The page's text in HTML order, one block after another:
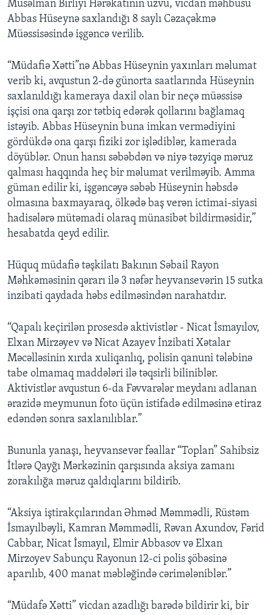
Müsəlman Birliyi Hərəkatının üzvü, vicdan məhbusu
Abbas Hüseynə saxlandığı 8 saylı Cəzaçəkmə
Müəssisəsində işgəncə verilib.
“Müdafiə Xətti”nə Abbas Hüseynin yaxınları məlumat
verib ki, avqustun 2-də günorta saatlarında Hüseynin
saxlanıldığı kameraya daxil olan bir neçə müəssisə
işçisi ona qarşı zor tətbiq edərək qollarını bağlamaq
istəyib. Abbas Hüseynin buna imkan vermədiyini
gördükdə ona qarşı fiziki zor işlədiblər, kamerada
döyüblər. Onun hansı səbəbdən və niyə təzyiqə məruz
qalması haqqında heç bir məlumat verilməyib. Amma
güman edilir ki, işgəncəyə səbəb Hüseynin həbsdə
olmasına baxmayaraq, ölkədə baş verən ictimai-siyasi
hadisələrə mütəmadi olaraq münasibət bildirməsidir,”
hesabatda qeyd edilir.
Hüquq müdafiə təşkilatı Bakının Səbail Rayon
Məhkəməsinin qərarı ilə 3 nəfər heyvansevərin 15 sutka
inzibati qaydada həbs edilməsindən narahatdır.
“Qapalı keçirilən prosesdə aktivistlər - Nicat İsmayılov,
Elxan Mirzəyev və Nicat Azayev İnzibati Xətalar
Məcəlləsinin xırda xuliqanlıq, polisin qanuni tələbinə
tabe olmamaq maddələri ilə təqsirli biliniblər.
Aktivistlər avqustun 6-da Fəvvarələr meydanı adlanan
ərazidə meymunun foto üçün istifadə edilməsinə etiraz
edəndən sonra saxlanılıblar.”
Bununla yanaşı, heyvansevər fəallar “Toplan” Sahibsiz
İtlərə Qayğı Mərkəzinin qarşısında aksiya zamanı
zorakılığa məruz qaldıqlarını bildirib.
“Aksiya iştirakçılarından Əhməd Məmmədli, Rüstəm
İsmayılbəyli, Kamran Məmmədli, Rəvan Axundov, Fərid
Cabbar, Nicat İsmayıl, Elmir Abbasov və Elxan
Mirzoyev Sabunçu Rayonun 12-ci polis şöbəsinə
aparılıb, 400 manat məbləğində cərimələniblər.”
“Müdafə Xətti” vicdan azadlığı barədə bildirir ki, bir